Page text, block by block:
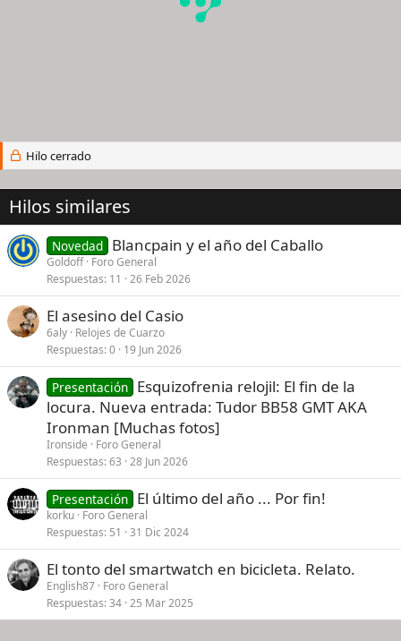
Hilo cerrado
Hilos similares
Novedad Blancpain y el año del Caballo
Goldoff Foro General
Respuestas 11 26 Feb 2026
El asesino del Casio
6aly Relojes de Cuarzo
Respuestas 0 19 Jun 2026
Presentación Esquizofrenia relojil: El fin de la
locura. Nueva entrada: Tudor BB58 GMT AKA
Ironman [Muchas fotos]
Ironside
Foro General
Respuestas 63 28 Jun 2026
Presentación El último del año ... Por fin!
korku Foro General
Respuestas 51 31 Dic 2024
El tonto del smartwatch en bicicleta. Relato.
English87 Foro General
Respuestas 34 25 Mar 2025